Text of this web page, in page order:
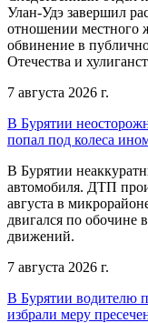
Улан-Удэ завершил
отношении местного
обвинение в
Отечества и
7 августа 2026 г.
В Бурятии
попал под колеса
В Бурятии
автомобиля. ДТП
августа в
двигался по обочине
движений.
7 августа 2026 г.
В Бурятии водителю
избрали меру